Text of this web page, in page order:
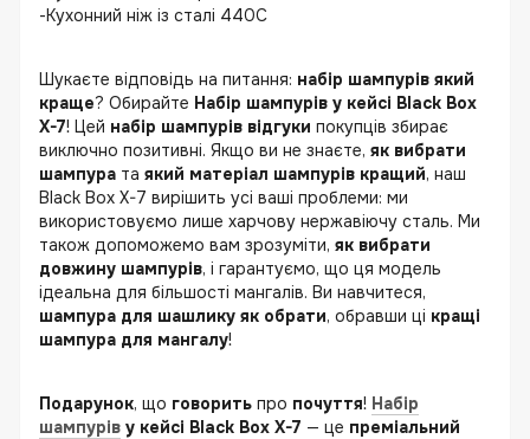
-Кухонний ніж із сталі 440С
Шукаєте відповідь на питання: набір шампурів який
краще? Обирайте Набір шампурів у кейсі Black Box
X-7! Цей набір шампурів відгуки покупців збирає
виключно позитивні. Якщо ви не знаєте, як вибрати
шампура та який матеріал шампурів кращий, наш
Black Box X-7 вирішить усі ваші проблеми: ми
використовуємо лише харчову нержавіючу сталь. Ми
також допоможемо вам зрозуміти, як вибрати
довжину шампурів, і гарантуємо, що ця модель
ідеальна для більшості мангалів. Ви навчитеся,
шампура для шашлику як обрати, обравши ці кращі
шампура для мангалу!
Подарунок, що говорить про почуття! Набір
шампурів у кейсі Black Box X-7 — це преміальний